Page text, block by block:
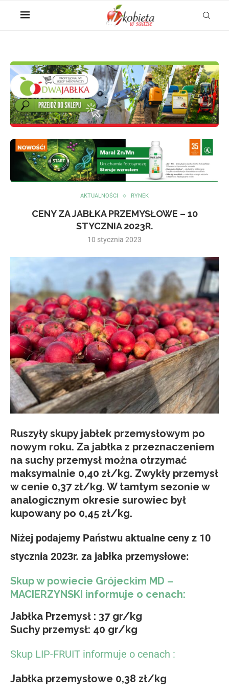
AKTUALNOŚCI RYNEK
CENY ZA JABŁKA PRZEMYSŁOWE – 10
STYCZNIA 2023R.
10 stycznia 2023
Ruszyły skupy jabłek przemysłowym po
nowym roku. Za jabłka z przeznaczeniem
na suchy przemysł można otrzymać
maksymalnie 0,40 zł/kg. Zwykły przemysł
w cenie 0,37 zł/kg. W tamtym sezonie w
analogicznym okresie surowiec był
kupowany po 0,45 zł/kg.
Niżej podajemy Państwu aktualne ceny z 10
stycznia 2023r. za jabłka przemysłowe:
Skup w powiecie Grójeckim MD –
MACIERZYNSKI informuje o cenach:
Jabłka Przemysł : 37 gr/kg
Suchy przemysł: 40 gr/kg
Skup LIP-FRUIT informuje o cenach :
Jabłka przemysłowe 0,38 zł/kg